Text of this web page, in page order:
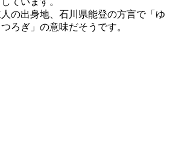
人の出身地、石川県能登の方言で「ゆ
ろぎ」の意味だそうです。